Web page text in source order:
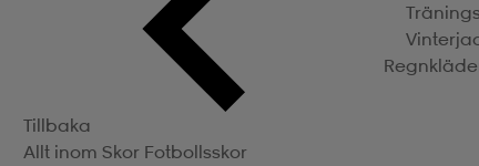
Tillbaka
Allt inom Skor Fotbollsskor